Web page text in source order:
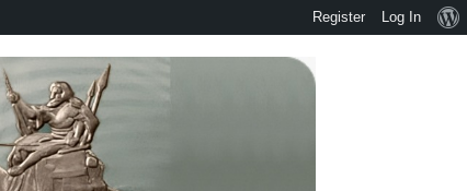
نبذةLog In
Register